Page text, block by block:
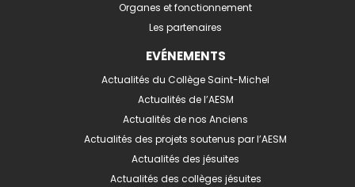
Organes et fonctionnement
Les partenaires
EVÉNEMENTS
Actualités du Collège Saint-Michel
Actualités de l’AESM
Actualités de nos Anciens
Actualités des projets soutenus par l’AESM
Actualités des jésuites
Actualités des collèges jésuites